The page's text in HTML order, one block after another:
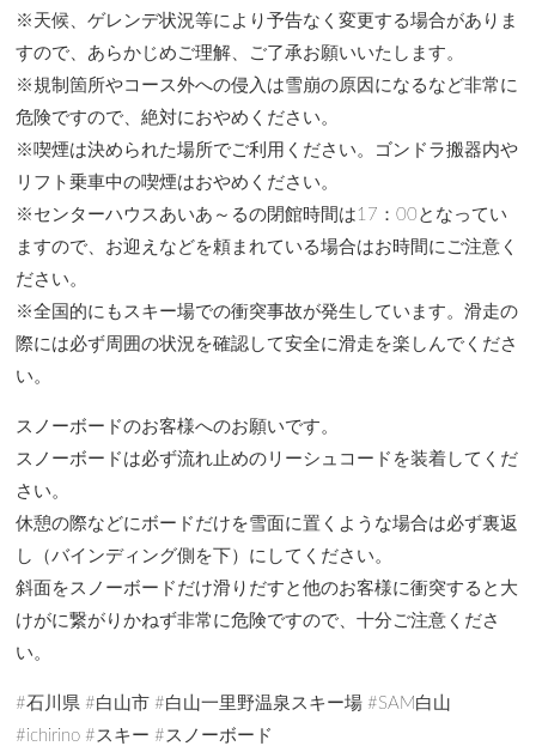
※天候、ゲレンデ状況等により予告なく変更する場合がありま
すので、あらかじめご理解、ご了承お願いいたします。
※規制箇所やコース外への侵入は雪崩の原因になるなど非常に
危険ですので、絶対におやめください。
※喫煙は決められた場所でご利用ください。ゴンドラ搬器内や
リフト乗車中の喫煙はおやめください。
※センターハウスあいあ～るの閉館時間は17：00となってい
ますので、お迎えなどを頼まれている場合はお時間にご注意く
ださい。
※全国的にもスキー場での衝突事故が発生しています。滑走の
際には必ず周囲の状況を確認して安全に滑走を楽しんでくださ
い。
スノーボードのお客様へのお願いです。
スノーボードは必ず流れ止めのリーシュコードを装着してくだ
さい。
休憩の際などにボードだけを雪面に置くような場合は必ず裏返
し（バインディング側を下）にしてください。
斜面をスノーボードだけ滑りだすと他のお客様に衝突すると大
けがに繋がりかねず非常に危険ですので、十分ご注意くださ
い。
#石川県 #白山市 #白山一里野温泉スキー場 #SAM白山
#ichirino #スキー #スノーボード